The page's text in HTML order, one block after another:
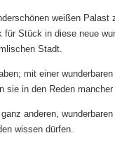
weißen
Stück in diese neue
Stadt.
mit einer
sie in den Reden
anderen,
wissen dürfen.